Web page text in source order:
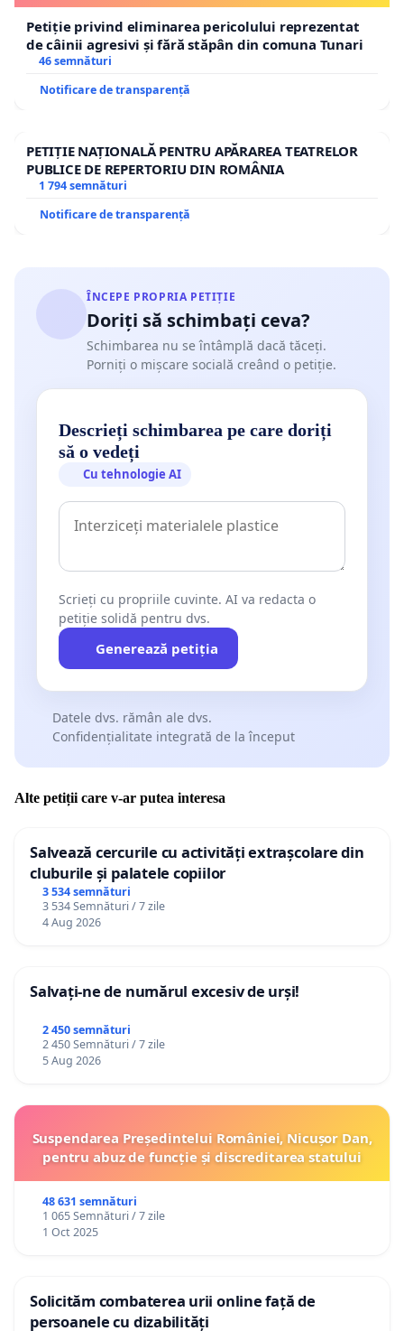
Petiție privind eliminarea pericolului reprezentat
de câinii agresivi și fără stăpân din comuna Tunari
46 semnături
Notificare de transparență
PETIȚIE NAȚIONALĂ PENTRU APĂRAREA TEATRELOR
PUBLICE DE REPERTORIU DIN ROMÂNIA
1 794 semnături
Notificare de transparență
ÎNCEPE PROPRIA PETIȚIE
Doriți să schimbați ceva?
Schimbarea nu se întâmplă dacă tăceți.
Porniți o mișcare socială creând o petiție.
Descrieți schimbarea pe care doriți
să o vedeți
Cu tehnologie AI
Scrieți cu propriile cuvinte. AI va redacta o
petiție solidă pentru dvs.
Generează petiția
Datele dvs. rămân ale dvs.
Confidențialitate integrată de la început
Alte petiții care v-ar putea interesa
Salvează cercurile cu activități extrașcolare din
cluburile și palatele copiilor
3 534 semnături
3 534 Semnături / 7 zile
4 Aug 2026
Salvați-ne de numărul excesiv de urși!
2 450 semnături
2 450 Semnături / 7 zile
5 Aug 2026
Suspendarea Președintelui României, Nicușor Dan,
pentru abuz de funcție și discreditarea statului
48 631 semnături
1 065 Semnături / 7 zile
1 Oct 2025
Solicităm combaterea urii online față de
persoanele cu dizabilități